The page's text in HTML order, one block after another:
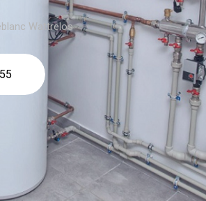
Wattrelos